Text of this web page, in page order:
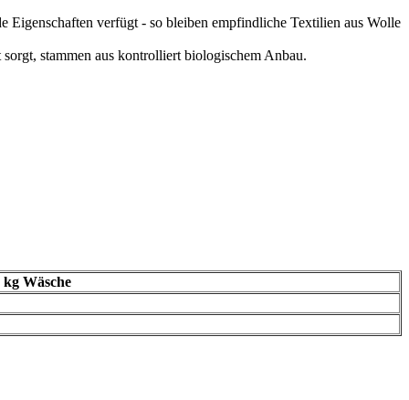
Eigenschaften verfügt - so bleiben empfindliche Textilien aus Wolle
stammen aus kontrolliert biologischem Anbau.
Wäsche